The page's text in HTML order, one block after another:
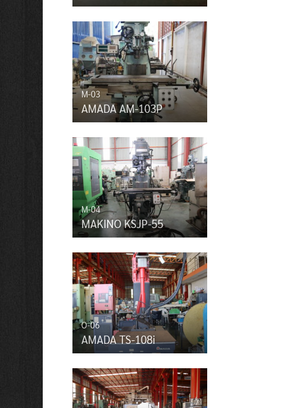
M-03
AMADA AM-103P
M-04
MAKINO KSJP-55
O-06
AMADA TS-108i